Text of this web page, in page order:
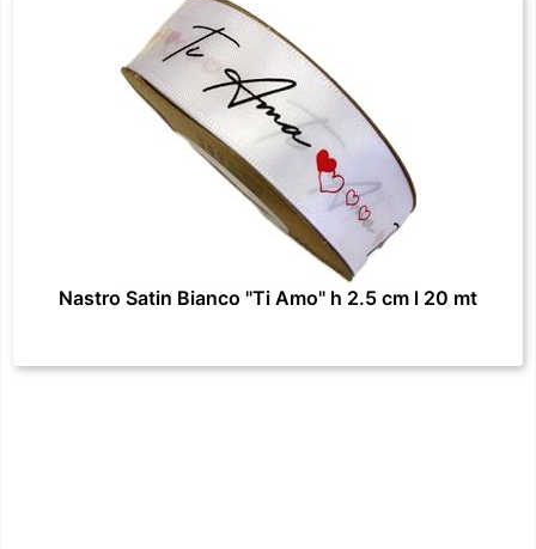
Nastro Satin Bianco "Ti Amo" h 2.5 cm l 20 mt